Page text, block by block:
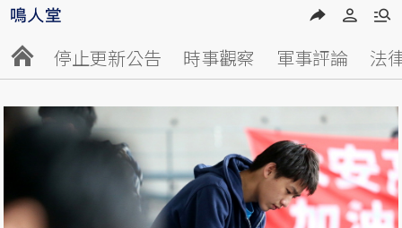
停止更新公告 時事觀察 軍事評論 法